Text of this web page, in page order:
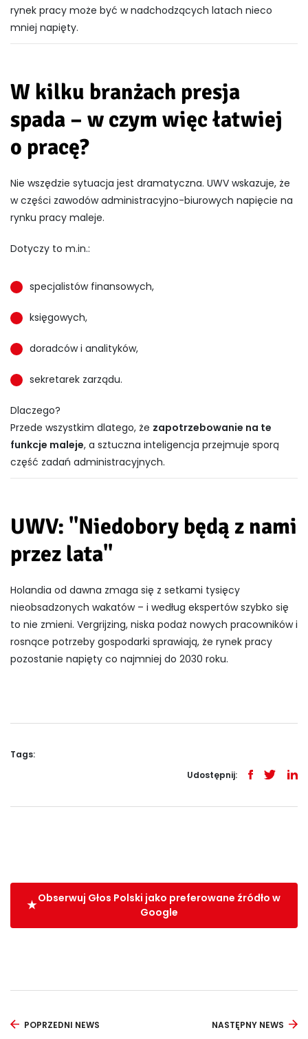
rynek pracy może być w nadchodzących latach nieco
mniej napięty.
W kilku branżach presja
spada – w czym więc łatwiej
o pracę?
Nie wszędzie sytuacja jest dramatyczna. UWV wskazuje, że
w części zawodów administracyjno-biurowych napięcie na
rynku pracy maleje.
Dotyczy to m.in.:
specjalistów finansowych,
księgowych,
doradców i analityków,
sekretarek zarządu.
Dlaczego?
Przede wszystkim dlatego, że zapotrzebowanie na te
funkcje maleje, a sztuczna inteligencja przejmuje sporą
część zadań administracyjnych.
UWV: "Niedobory będą z nami
przez lata"
Holandia od dawna zmaga się z setkami tysięcy
nieobsadzonych wakatów – i według ekspertów szybko się
to nie zmieni. Vergrijzing, niska podaż nowych pracowników i
rosnące potrzeby gospodarki sprawiają, że rynek pracy
pozostanie napięty co najmniej do 2030 roku.
Tags:
Udostępnij:
Obserwuj Głos Polski jako preferowane źródło w
Google
POPRZEDNI NEWS NASTĘPNY NEWS